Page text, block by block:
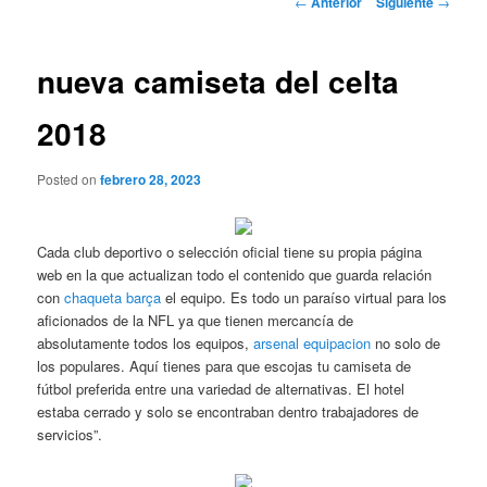
nueva camiseta del celta
2018
Posted onfebrero 28, 2023
Cada club deportivo o selección oficial tiene su propia página
web en la que actualizan todo el contenido que guarda relación
conchaqueta barça el equipo. Es todo un paraíso virtual para los
aficionados de la NFL ya que tienen mercancía de
absolutamente todos los equipos,arsenal equipacion no solo de
los populares. Aquí tienes para que escojas tu camiseta de
fútbol preferida entre una variedad de alternativas. El hotel
estaba cerrado y solo se encontraban dentro trabajadores de
servicios”.